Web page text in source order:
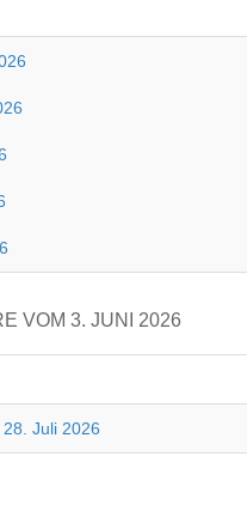
VOM 3. JUNI 2026
Juli 2026